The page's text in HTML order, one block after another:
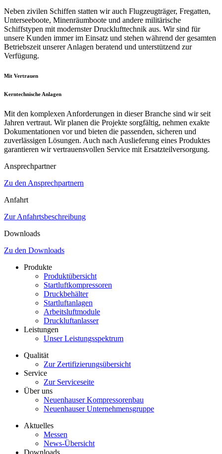
Neben zivilen Schiffen statten wir auch Flugzeugträger, Fregatten,
Unterseeboote, Minenräumboote und andere militärische
Schiffstypen mit modernster Drucklufttechnik aus. Wir sind für
unsere Kunden immer im Einsatz und stehen während der gesamten
Betriebszeit unserer Anlagen beratend und unterstützend zur
Verfügung.
Mit Vertrauen
Kerntechnische Anlagen
Mit den komplexen Anforderungen in dieser Branche sind wir seit
Jahren vertraut. Wir planen die Projekte sorgfältig, nehmen exakte
Dokumentationen vor und bieten die passenden, sicheren und
zuverlässigen Lösungen. Auch nach Auslieferung eines Produktes
garantieren wir vertrauensvollen Service mit Ersatzteilversorgung.
Ansprechpartner
Zu den Ansprechpartnern
Anfahrt
Zur Anfahrtsbeschreibung
Downloads
Zu den Downloads
Produkte
Produktübersicht
Startluftkompressoren
Druckbehälter
Startluftanlagen
Arbeitsluftmodule
Druckluftanlasser
Leistungen
Unser Leistungsspektrum
Qualität
Zur Zertifizierungsübersicht
Service
Zur Serviceseite
Über uns
Neuenhauser Kompressorenbau
Neuenhauser Unternehmensgruppe
Aktuelles
Messen
News-Übersicht